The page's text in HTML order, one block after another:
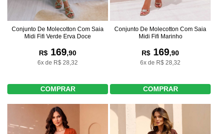
Conjunto De Molecotton Com Saia
Midi Fifi Verde Erva Doce
R$ 169,90
6x de R$ 28,32
COMPRAR
Conjunto De Molecotton Com Saia
Midi Fifi Marinho
R$ 169,90
6x de R$ 28,32
COMPRAR